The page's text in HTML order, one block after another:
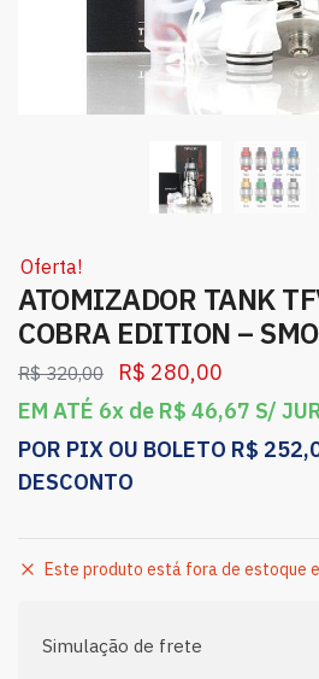
Oferta!
ATOMIZADOR TANK
COBRA EDITION –
R$320,00 R$ 280,00
EM ATÉ 6x de R$ 46,67 S/
POR PIX OU BOLETO R$
DESCONTO
Este produto está fora de estoque
Simulação de frete